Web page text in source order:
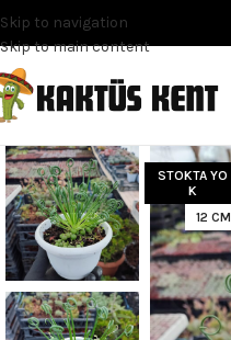
Skip to navigation
Skip to main content
STOKTA YO
K
12 CM